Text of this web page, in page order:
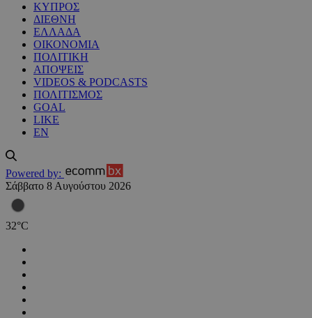
ΚΥΠΡΟΣ
ΔΙΕΘΝΗ
ΕΛΛΑΔΑ
ΟΙΚΟΝΟΜΙΑ
ΠΟΛΙΤΙΚΗ
ΑΠΟΨΕΙΣ
VIDEOS & PODCASTS
ΠΟΛΙΤΙΣΜΟΣ
GOAL
LIKE
EN
Powered by:
Σάββατο 8 Αυγούστου 2026
32°C